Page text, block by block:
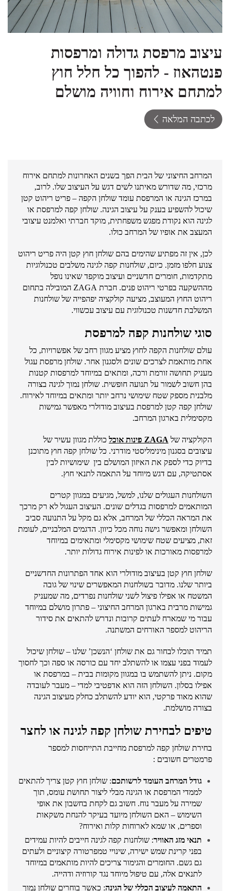
עיצוב מרפסת גדולה ומרפסות
פנטהאוז - להפוך כל חלל חוץ
למתחם אירוח וחוויה מושלם
לכתבה המלאה
המרחב החיצוני של הבית הפך בשנים האחרונות למתחם אירוח
מרכזי, מה שדורש מאיתנו לשים דגש על העיצוב שלו. לרוב,
במרכז הגינה או המרפסת עומד שולחן הקפה – פריט ריהוט קטן
שיכול להשפיע בענק על עיצוב הגינה. שולחן קפה למרפסת או
לגינה הוא נקודת מפגש משפחתית, מוקד חברתי ואלמנט עיצובי
המעצב את אופיו של המרחב כולו.
לכן, אין זה מפתיע שהימים בהם שולחן חוץ קטן היה פריט ריהוט
צנוע חלפו מזמן. כיום, שולחנות קפה לגינה משלבים טכנולוגיות
מתקדמות, חומרים חדשניים ועיצוב מוקפד שאינו נופל
מההשקעה בפרטי ריהוט פנים. חברת ZAGA המובילה בתחום
ריהוט החוץ המעוצב, מציעה קולקציה יפהפייה של שולחנות
המשלבת חדשנות טכנולוגית עם עיצוב עכשווי.
סוגי שולחנות קפה למרפסת
עולם שולחנות הקפה לחוץ מציע מגוון רחב של אפשרויות, כל
אחת מותאמת לצרכים שונים ולסגנון אחר. שולחן מרפסת עגול
מעניק תחושה זורמת ורכה, ומתאים במיוחד למרפסות קטנות
בהן חשוב לשמור על תנועה חופשית. שולחן נמוך לגינה בצורה
מלבנית מספק שטח שימושי נרחב יותר ומתאים במיוחד לאירוח.
שולחן קפה קטן למרפסת בעיצוב מודולרי מאפשר גמישות
מקסימלית בארגון המרחב.
הקולקציה של ZAGA פינות אוכל
כוללת מגוון עשיר של
עיצובים בסגנון מינימליסטי מודרני. כל שולחן קפה חוץ מתוכנן
בדיוק כדי לספק את האיזון המושלם בין שימושיות לבין
אסתטיקה, עם דגש מיוחד על התאמה לתנאי חוץ.
השולחנות העגולים שלנו, למשל, מגיעים במגוון קטרים
המותאמים למרפסות בגדלים שונים. העיצוב העגול לא רק מרכך
את המראה הכללי של המרחב, אלא גם מקל על התנועה סביב
השולחן ומאפשר גישה נוחה מכל כיוון. הדגמים המלבניים, לעומת
זאת, מציעים שטח שימושי מקסימלי ומתאימים במיוחד
למרפסות מאורכות או לפינות אירוח גדולות יותר.
שולחן חוץ קטן בעיצוב מודולרי הוא אחד הפתרונות החדשניים
ביותר שלנו. מדובר בשולחנות המאפשרים שינוי של גובה
המשטח או אפילו פיצול לשני שולחנות נפרדים, מה שמעניק
גמישות מרבית בארגון המרחב החיצוני – פתרון מושלם במיוחד
עבור מי שמארח לעתים קרובות ונדרש להתאים את סידור
הריהוט למספר האורחים המשתנה.
תמיד תוכלו לבחור גם את שולחן ‘הנשכן’ שלנו – שולחן שיכול
לעמוד בפני עצמו או להשתלב יחד עם כורסה או ספה וכך לחסוך
מקום. ניתן להשתמש בו במגוון מקומות בבית – במרפסת או
אפילו בסלון. השולחן הזה הוא אדפטיבי למדי – מעבר לעובדה
שהוא מאוד פרקטי, הוא יודע להשתלב כחלק מעיצוב הגינה
בצורה מושלמת.
טיפים לבחירת שולחן קפה לגינה או לחצר
בחירת שולחן קפה למרפסת מחייבת התייחסות למספר
פרמטרים חשובים :
גודל המרחב העומד לרשותכם: שולחן חוץ קטן צריך להתאים
לממדי המרפסת או הגינה מבלי ליצור תחושת עומס, תוך
שמירה על מעבר נוח. חשוב גם לקחת בחשבון את אופי
השימוש – האם השולחן מיועד בעיקר להנחת משקאות
וספרים, או שמא לארוחות קלות ואירוח?
תנאי מזג האוויר: שולחנות קפה לגינה חייבים להיות עמידים
בפני קרינת שמש ישירה, שינויי טמפרטורה קיצוניים ולעתים
גם גשם. החומרים והגימור צריכים להיות מותאמים במיוחד
לתנאים אלה, עם טיפול מיוחד נגד קורוזיה ודהייה.
התאמה לעיצוב הכללי של הגינה: כאשר בוחרים שולחן נמוך